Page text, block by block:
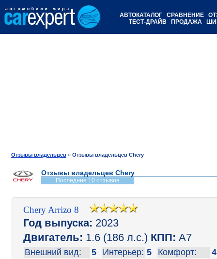
АВТОКАТАЛОГ СРАВНЕНИЕ
ТЕСТ-ДРАЙВ
ПРОДАЖА
Отзывы владельцев» Отзывы владельцев Chery
Отзывы владельцев Chery
Последние 10 отзывов
Chery Arrizo 8
Год выпуска: 2023
Двигатель: 1.6 (186 л.с.) КПП: A7
Внешний вид: 5 Интерьер: 5 Комфорт:
4